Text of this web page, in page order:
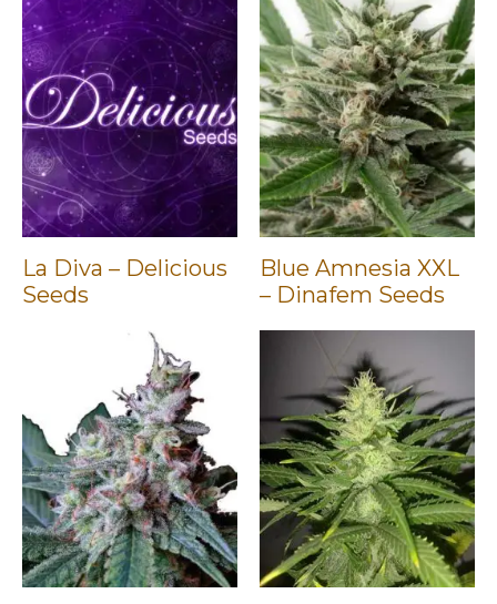
La Diva – Delicious
Seeds
Blue Amnesia XXL
– Dinafem Seeds